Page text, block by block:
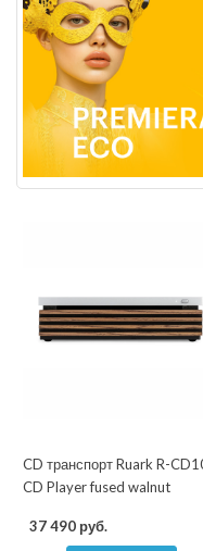
CD транспорт Ruark R-
CD Player fused walnut
37 490 руб.